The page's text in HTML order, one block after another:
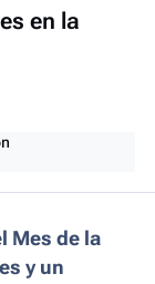
en la
Mes de la
y un